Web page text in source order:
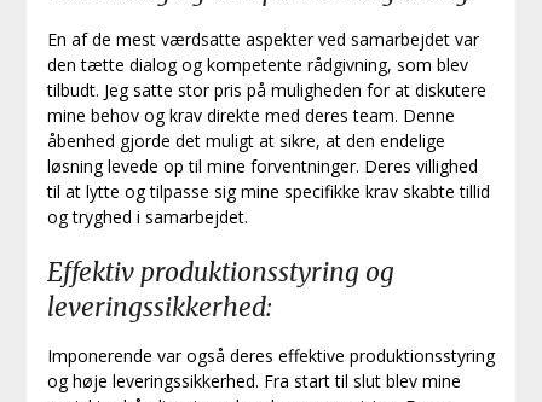
En af de mest værdsatte aspekter ved samarbejdet var
den tætte dialog og kompetente rådgivning, som blev
tilbudt. Jeg satte stor pris på muligheden for at diskutere
mine behov og krav direkte med deres team. Denne
åbenhed gjorde det muligt at sikre, at den endelige
løsning levede op til mine forventninger. Deres villighed
til at lytte og tilpasse sig mine specifikke krav skabte tillid
og tryghed i samarbejdet.
Effektiv produktionsstyring og
leveringssikkerhed:
Imponerende var også deres effektive produktionsstyring
og høje leveringssikkerhed. Fra start til slut blev mine